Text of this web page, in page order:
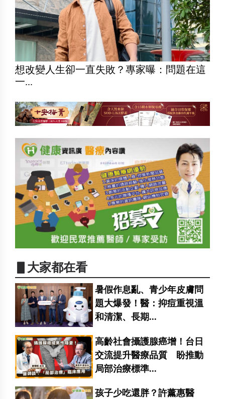
想改變人生卻一直失敗？專家曝：問題在這
一...
▋大家都在看
暑假作息亂、青少年皮膚問
題大爆發！醫：抑痘重視溫
和清潔、長期...
高齡社會攝護腺癌增！台日
交流提升醫療品質 盼推動
局部治療標準...
孩子少吃還胖？許薰惠醫